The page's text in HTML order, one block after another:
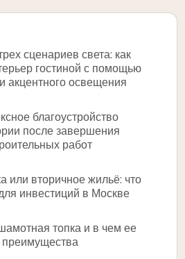
сценариев света: как
гостиной с помощью
акцентного освещения
благоустройство
после завершения
работ
или вторичное жильё: что
инвестиций в Москве
топка и в чем ее
преимущества